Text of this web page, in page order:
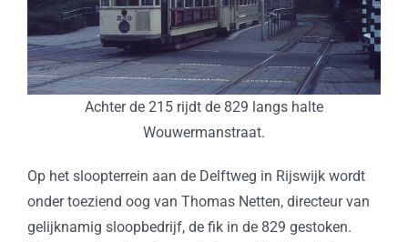
Achter de 215 rijdt de 829 langs halte
Wouwermanstraat.
Op het sloopterrein aan de Delftweg in Rijswijk wordt
onder toeziend oog van Thomas Netten, directeur van
gelijknamig sloopbedrijf, de fik in de 829 gestoken.